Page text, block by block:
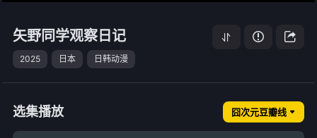
矢野同学观察日记
2025 日本 日韩动漫
选集播放 囧次元豆瓣线